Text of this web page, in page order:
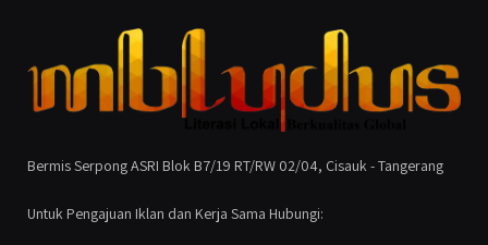
Bermis Serpong ASRI Blok B7/19 RT/RW 02/04, Cisauk - Tangerang
Untuk Pengajuan Iklan dan Kerja Sama Hubungi: